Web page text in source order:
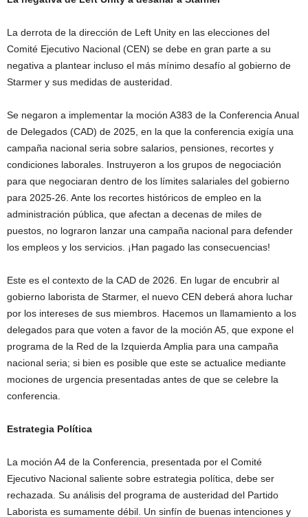
La derrota de la dirección de Left Unity en las elecciones del
Comité Ejecutivo Nacional (CEN) se debe en gran parte a su
negativa a plantear incluso el más mínimo desafío al gobierno de
Starmer y sus medidas de austeridad.
Se negaron a implementar la moción A383 de la Conferencia Anual
de Delegados (CAD) de 2025, en la que la conferencia exigía una
campaña nacional seria sobre salarios, pensiones, recortes y
condiciones laborales. Instruyeron a los grupos de negociación
para que negociaran dentro de los límites salariales del gobierno
para 2025-26. Ante los recortes históricos de empleo en la
administración pública, que afectan a decenas de miles de
puestos, no lograron lanzar una campaña nacional para defender
los empleos y los servicios. ¡Han pagado las consecuencias!
Este es el contexto de la CAD de 2026. En lugar de encubrir al
gobierno laborista de Starmer, el nuevo CEN deberá ahora luchar
por los intereses de sus miembros. Hacemos un llamamiento a los
delegados para que voten a favor de la moción A5, que expone el
programa de la Red de la Izquierda Amplia para una campaña
nacional seria; si bien es posible que este se actualice mediante
mociones de urgencia presentadas antes de que se celebre la
conferencia.
Estrategia Política
La moción A4 de la Conferencia, presentada por el Comité
Ejecutivo Nacional saliente sobre estrategia política, debe ser
rechazada. Su análisis del programa de austeridad del Partido
Laborista es sumamente débil. Un sinfín de buenas intenciones y